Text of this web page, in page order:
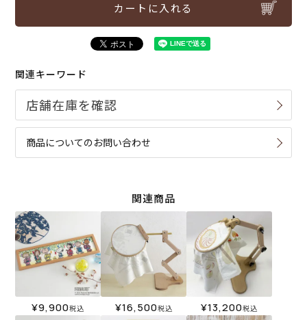
カートに入れる
関連キーワード
商品についてのお問い合わせ
関連商品
¥9,900税込 ¥16,500税込 ¥13,200税込